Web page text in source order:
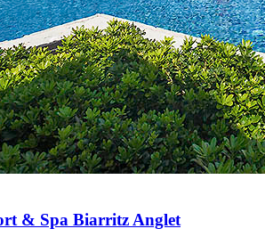
& Spa Biarritz Anglet